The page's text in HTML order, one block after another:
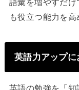
語彙を増やすだ
も役立つ能力を高
英語力アップ